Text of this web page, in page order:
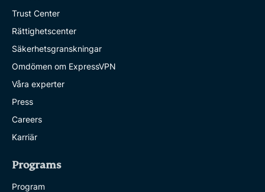
Trust Center
Rättighetscenter
Säkerhetsgranskningar
Omdömen om ExpressVPN
Våra experter
Press
Careers
Karriär
Programs
Program